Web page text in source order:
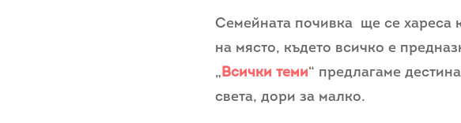
Семейната почивка ще се хареса
на място, където всичко е
„Всички теми“ предлагаме
света, дори за малко.